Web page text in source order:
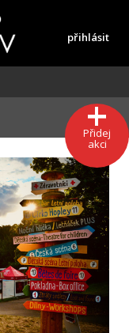
přihlásit
Přidej
akci